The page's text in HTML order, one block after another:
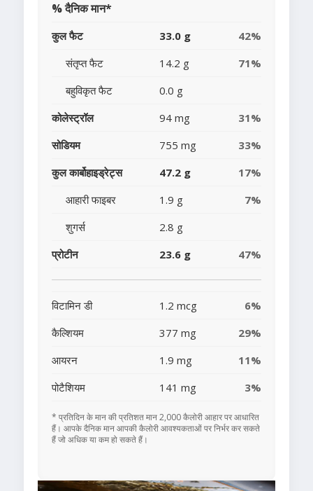
% दैनिक मान*
कुल फैट 33.0 g
42%
संतृप्त फैट
14.2 g
71%
बहुविकृत फैट
0.0 g
कोलेस्ट्रॉल
94 mg
31%
सोडियम
755 mg
33%
कुल कार्बोहाइड्रेट्स
47.2 g
17%
आहारी फाइबर
1.9 g
7%
शुगर्स
2.8 g
प्रोटीन
23.6 g 47%
विटामिन डी 1.2 mcg
6%
कैल्शियम
377 mg
29%
आयरन
1.9 mg
11%
पोटैशियम
141 mg 3%
* प्रतिदिन के मान की प्रतिशत मान 2,000 कैलोरी आहार पर आधारित
हैं। आपके दैनिक मान आपकी कैलोरी आवश्यकताओं पर निर्भर कर सकते
हैं जो अधिक या कम हो सकते हैं।